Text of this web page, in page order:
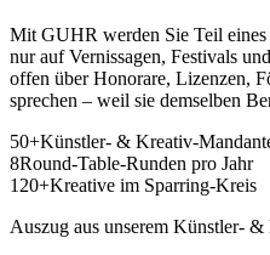
Mit GUHR werden Sie Teil eines
nur auf Vernissagen, Festivals
offen über Honorare, Lizenzen,
sprechen – weil sie demselben
50+Künstler- & Kreativ-
8Round-Table-Runden pro Jahr
120+Kreative im Sparring-Kreis
Auszug aus unserem Künstler-